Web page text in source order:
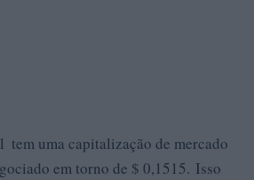
tem uma capitalização de mercado
em torno de $ 0,1515. Isso